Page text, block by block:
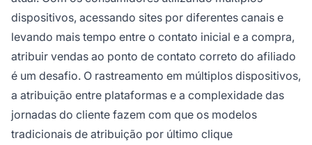
dispositivos, acessando sites por diferentes canais e
levando mais tempo entre o contato inicial e a compra,
atribuir vendas ao ponto de contato correto do afiliado
é um desafio. O rastreamento em múltiplos dispositivos,
a atribuição entre plataformas e a complexidade das
jornadas do cliente fazem com que os modelos
tradicionais de atribuição por último clique